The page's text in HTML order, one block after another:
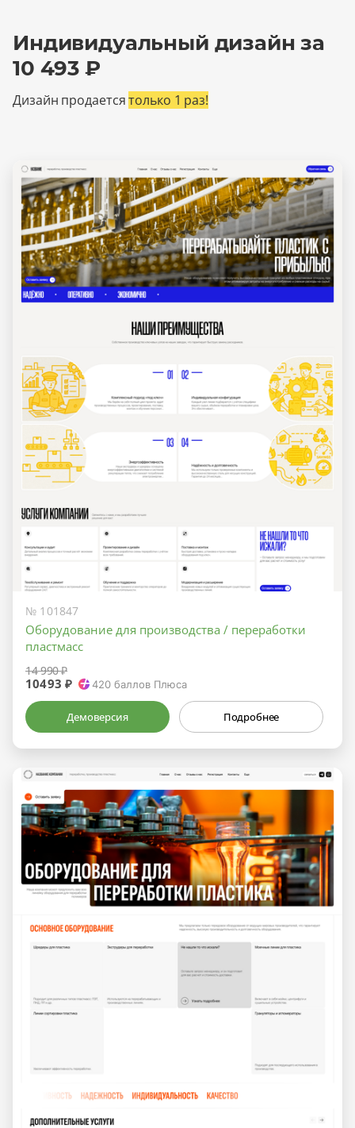
Индивидуальный дизайн за
10 493 ₽
Дизайн продаетсятолько 1 раз!
№ 101847
Оборудование для производства / переработки
пластмасс
14 990 ₽
10493 ₽ 420 баллов Плюса
Демоверсия Подробнее